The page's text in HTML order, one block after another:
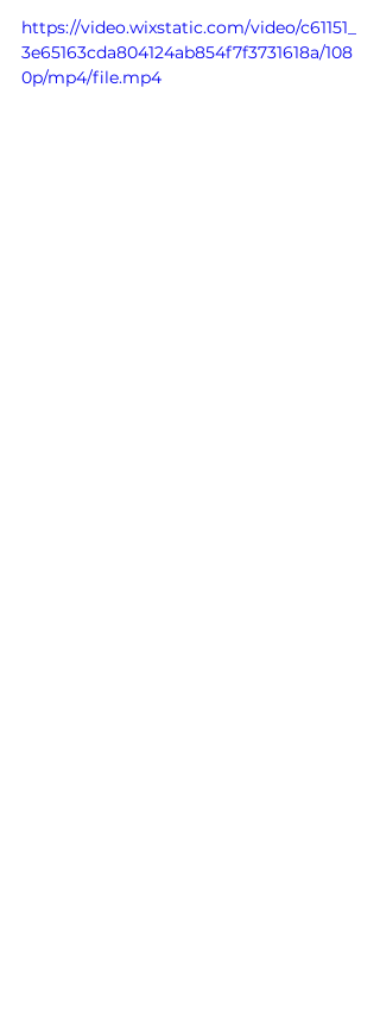
https://video.wixstatic.com/video/c61151_
3e65163cda804124ab854f7f3731618a/108
0p/mp4/file.mp4